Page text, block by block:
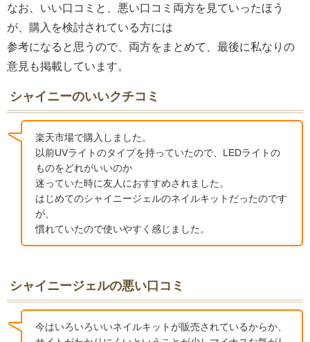
なお、いい口コミと、悪い口コミ両方を見ていったほう
が、購入を検討されている方には
参考になると思うので、両方をまとめて、最後に私なりの
意見も掲載しています。
シャイニーのいいクチコミ
楽天市場で購入しました。
以前UVライトのタイプを持っていたので、LEDライトの
ものをどれがいいのか
迷っていた時に友人におすすめされました。
はじめてのシャイニージェルのネイルキットだったのです
が、
慣れていたので使いやすく感じました。
シャイニージェルの悪い口コミ
今はいろいろいいネイルキットが販売されているからか、